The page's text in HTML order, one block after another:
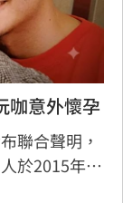
咖意外懷孕
聯合聲明，
於2015年奉
姻，方志友